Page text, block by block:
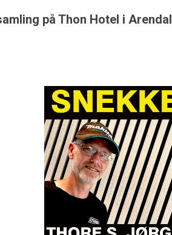
på Thon Hotel i Arendal